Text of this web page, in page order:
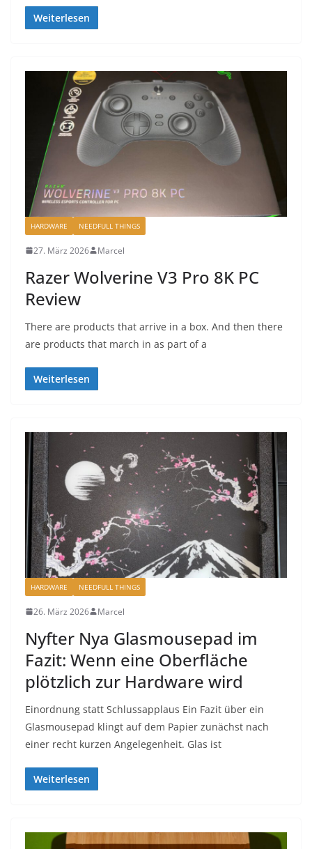
Weiterlesen
HARDWARE NEEDFULL THINGS
27. März 2026 Marcel
Razer Wolverine V3 Pro 8K PC
Review
There are products that arrive in a box. And then there
are products that march in as part of a
Weiterlesen
HARDWARE NEEDFULL THINGS
26. März 2026 Marcel
Nyfter Nya Glasmousepad im
Fazit: Wenn eine Oberfläche
plötzlich zur Hardware wird
Einordnung statt Schlussapplaus Ein Fazit über ein
Glasmousepad klingt auf dem Papier zunächst nach
einer recht kurzen Angelegenheit. Glas ist
Weiterlesen